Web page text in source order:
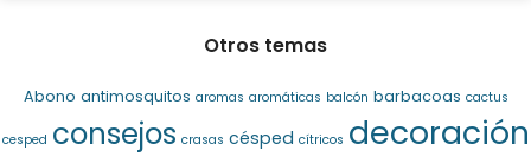
Otros temas
Abono antimosquitos aromas aromáticas balcón barbacoas cactus
cesped consejos crasas césped cítricos decoración